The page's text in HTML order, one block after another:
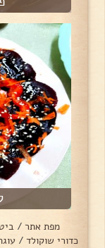
מפת אתר /
כדורי שוקולד /